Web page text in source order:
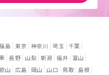
島 東京 神奈川 埼玉
千葉
長野 山梨 新潟 福井
富山
山 広島 岡山 山口 鳥取
島根